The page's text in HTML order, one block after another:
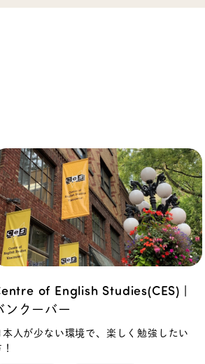
of English Studies(CES) |
ンクーバー
本人が少ない環境で、楽しく勉強したい